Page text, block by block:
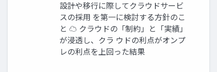
設計や移行に際してクラウドサービ
スの採用 を第一に検討する方針のこ
と ☁ クラウドの「制約」と「実績」
が浸透し、クラ ウドの利点がオンプ
レの利点を上回った結果